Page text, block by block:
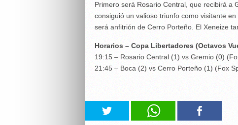
Primero será Rosario Central, que recibirá a
consiguió un valioso triunfo como visitante
será anfitrión de Cerro Porteño. El Xeneize
Horarios – Copa Libertadores (Octavos
19:15 – Rosario Central (1) vs Gremio (0)
21:45 – Boca (2) vs Cerro Porteño (1) (Fox